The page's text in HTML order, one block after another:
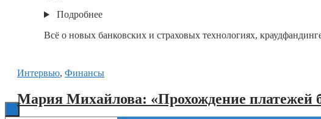
Технологии
Книги
Подробнее
Всё о новых банковских и страховых технологиях,
Интервью, Финансы
Мария Михайлова: «Прохождение платежей